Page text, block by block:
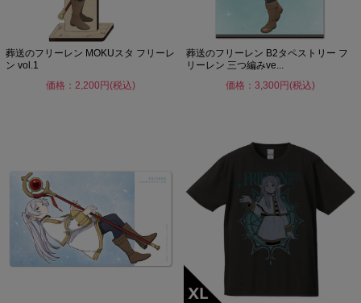
葬送のフリーレン MOKUスタ フリーレ
ン vol.1
価格：2,200円(税込)
葬送のフリーレン B2タペストリー フ
リーレン 三つ編みve...
価格：3,300円(税込)